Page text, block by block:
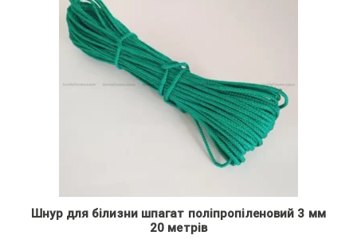
Шнур для білизни шпагат поліпропіленовий 3 мм
20 метрів